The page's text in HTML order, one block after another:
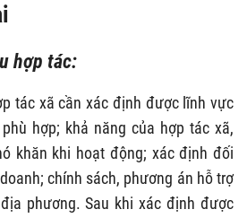
hợp tác:
tác xã cần xác định được lĩnh vực
hợp; khả năng của hợp tác xã,
khăn khi hoạt động; xác định đối
chính sách, phương án hỗ trợ
phương. Sau khi xác định được